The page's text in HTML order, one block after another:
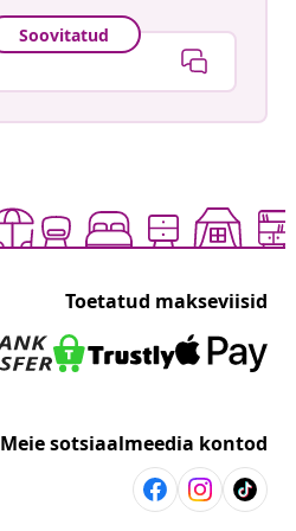
Soovitatud
Toetatud makseviisid
Meie sotsiaalmeedia kontod